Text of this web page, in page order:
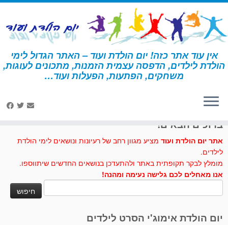
דלג
לתוכן
אין עוד אתר כזה! יום הולדת ועוד – האתר הגדול לימי
הולדת לילדים, הדפסה עצמית הזמנות, מתכונים לעוגות,
משחקים, הפתעות, הפעלות ועוד… דף הבית » הפתעות ליום הולדת » הפתעות מיקי מאוס
ברוכים הבאים!
אתר יום הולדת ועוד מציע מגוון רחב של רעיונות ונושאים לימי הולדת
לילדים.
מומלץ לבקר תקופתית באתר ולהתעדכן בנושאים החדשים שיתווספו.
אנו מאחלים לכם גלישה נעימה ומהנה!
יום הולדת אימוג'י הסרט לילדים